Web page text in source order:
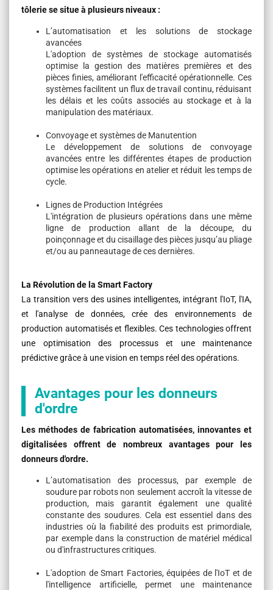
tôlerie se situe à plusieurs niveaux :
L’automatisation et les solutions de stockage
avancées
L'adoption de systèmes de stockage automatisés
optimise la gestion des matières premières et des
pièces finies, améliorant l'efficacité opérationnelle. Ces
systèmes facilitent un flux de travail continu, réduisant
les délais et les coûts associés au stockage et à la
manipulation des matériaux.
Convoyage et systèmes de Manutention
Le développement de solutions de convoyage
avancées entre les différentes étapes de production
optimise les opérations en atelier et réduit les temps de
cycle.
Lignes de Production Intégrées
L'intégration de plusieurs opérations dans une même
ligne de production allant de la découpe, du
poinçonnage et du cisaillage des pièces jusqu’au pliage
et/ou au panneautage de ces dernières.
La Révolution de la Smart Factory
La transition vers des usines intelligentes, intégrant l'IoT, l'IA,
et l'analyse de données, crée des environnements de
production automatisés et flexibles. Ces technologies offrent
une optimisation des processus et une maintenance
prédictive grâce à une vision en temps réel des opérations.
Avantages pour les donneurs
d'ordre
Les méthodes de fabrication automatisées, innovantes et
digitalisées offrent de nombreux avantages pour les
donneurs d'ordre.
L’automatisation des processus, par exemple de
soudure par robots non seulement accroît la vitesse de
production, mais garantit également une qualité
constante des soudures. Cela est essentiel dans des
industries où la fiabilité des produits est primordiale,
par exemple dans la construction de matériel médical
ou d'infrastructures critiques.
L'adoption de Smart Factories, équipées de l'IoT et de
l'intelligence artificielle, permet une maintenance